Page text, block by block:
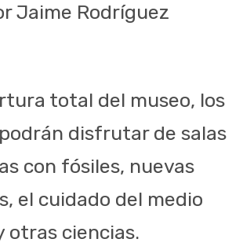
Jaime Rodríguez
total del museo, los
disfrutar de salas
con fósiles, nuevas
el cuidado del medio
otras ciencias.